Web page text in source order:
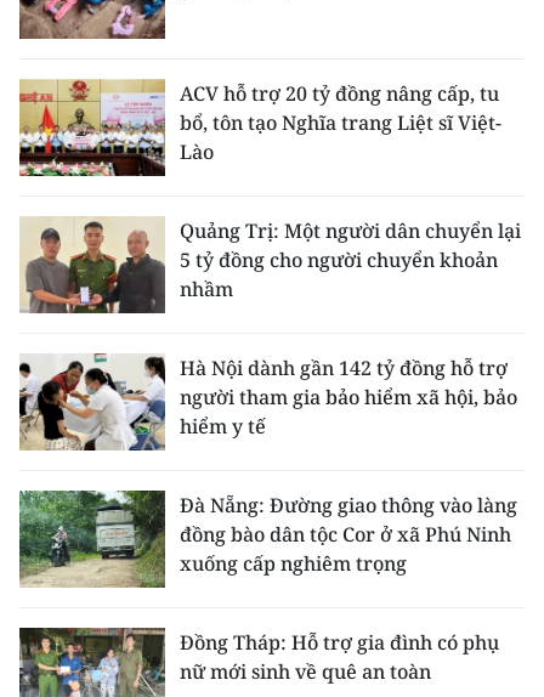
ACV hỗ trợ 20 tỷ đồng nâng cấp, tu
bổ, tôn tạo Nghĩa trang Liệt sĩ Việt-
Lào
Quảng Trị: Một người dân chuyển lại
5 tỷ đồng cho người chuyển khoản
nhầm
Hà Nội dành gần 142 tỷ đồng hỗ trợ
người tham gia bảo hiểm xã hội, bảo
hiểm y tế
Đà Nẵng: Đường giao thông vào làng
đồng bào dân tộc Cor ở xã Phú Ninh
xuống cấp nghiêm trọng
Đồng Tháp: Hỗ trợ gia đình có phụ
nữ mới sinh về quê an toàn